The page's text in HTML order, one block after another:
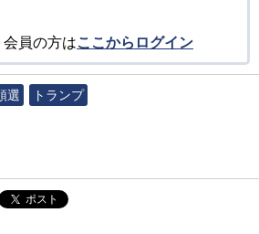
員の方はここからログイン
選
トランプ
ポスト